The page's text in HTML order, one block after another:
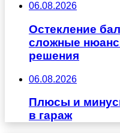
06.08.2026
Остекление
сложные
решения
06.08.2026
Плюсы и
в гараж